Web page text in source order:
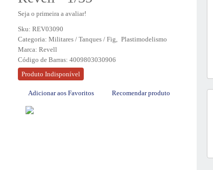
Seja o primeira a avaliar!
Sku: REV03090
Categoria: Militares / Tanques / Fig
Plastimodelismo
Marca: Revell
Código de Barras: 4009803030906
Produto Indisponível
Adicionar aos Favoritos Recomendar produto